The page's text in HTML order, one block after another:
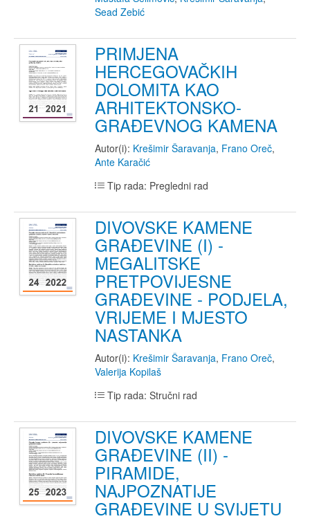
Sead Zebić
PRIMJENA
HERCEGOVAČKIH
DOLOMITA KAO
ARHITEKTONSKO-
GRAĐEVNOG KAMENA
Autor(i): Krešimir Šaravanja, Frano Oreč,
Ante Karačić
Tip rada: Pregledni rad
DIVOVSKE KAMENE
GRAĐEVINE (I) -
MEGALITSKE
PRETPOVIJESNE
GRAĐEVINE - PODJELA,
VRIJEME I MJESTO
NASTANKA
Autor(i): Krešimir Šaravanja, Frano Oreč,
Valerija Kopilaš
Tip rada: Stručni rad
DIVOVSKE KAMENE
GRAĐEVINE (II) -
PIRAMIDE,
NAJPOZNATIJE
GRAĐEVINE U SVIJETU